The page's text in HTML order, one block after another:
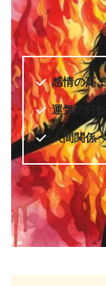
訳者 秋
出版社 ダ
出版年
感情の高ま
運気の好転
人間関係